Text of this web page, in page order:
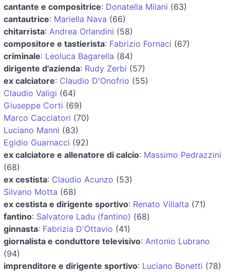
cantante e compositrice: Donatella Milani (63)
cantautrice: Mariella Nava (66)
chitarrista: Andrea Orlandini (58)
compositore e tastierista: Fabrizio Fornaci (67)
criminale: Leoluca Bagarella (84)
dirigente d'azienda: Rudy Zerbi (57)
ex calciatore: Claudio D'Onofrio (55)
Claudio Valigi (64)
Giuseppe Corti (69)
Marco Cacciatori (70)
Luciano Manni (83)
Egidio Guarnacci (92)
ex calciatore e allenatore di calcio: Massimo Pedrazzini
(68)
ex cestista: Claudio Acunzo (53)
Silvano Motta (68)
ex cestista e dirigente sportivo: Renato Villalta (71)
fantino: Salvatore Ladu (fantino) (68)
ginnasta: Fabrizia D'Ottavio (41)
giornalista e conduttore televisivo: Antonio Lubrano
(94)
imprenditore e dirigente sportivo: Luciano Bonetti (78)